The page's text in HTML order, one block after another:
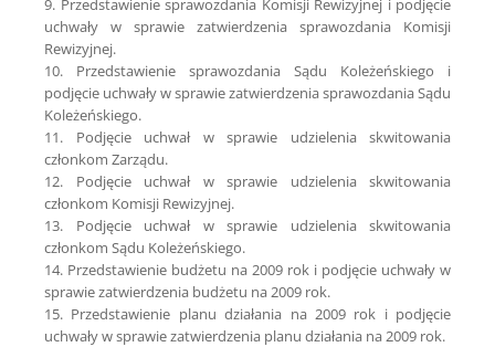
9. Przedstawienie sprawozdania Komisji Rewizyjnej i podjęcie
uchwały w sprawie zatwierdzenia sprawozdania Komisji
Rewizyjnej.
10. Przedstawienie sprawozdania Sądu Koleżeńskiego i
podjęcie uchwały w sprawie zatwierdzenia sprawozdania Sądu
Koleżeńskiego.
11. Podjęcie uchwał w sprawie udzielenia skwitowania
członkom Zarządu.
12. Podjęcie uchwał w sprawie udzielenia skwitowania
członkom Komisji Rewizyjnej.
13. Podjęcie uchwał w sprawie udzielenia skwitowania
członkom Sądu Koleżeńskiego.
14. Przedstawienie budżetu na 2009 rok i podjęcie uchwały w
sprawie zatwierdzenia budżetu na 2009 rok.
15. Przedstawienie planu działania na 2009 rok i podjęcie
uchwały w sprawie zatwierdzenia planu działania na 2009 rok.